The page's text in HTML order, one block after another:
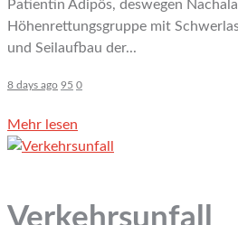
Patientin Adipös, deswegen
Höhenrettungsgruppe mit
und Seilaufbau der...
8 days ago 95 0
Mehr lesen
Verkehrsunfall